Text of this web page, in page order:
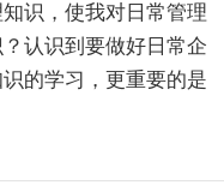
识，使我对日常管理
认识到要做好日常企
的学习，更重要的是